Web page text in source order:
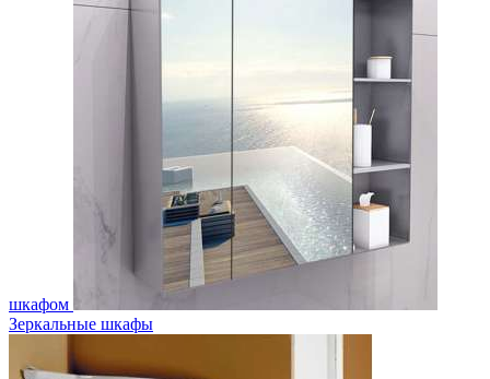
шкафом
Зеркальные шкафы